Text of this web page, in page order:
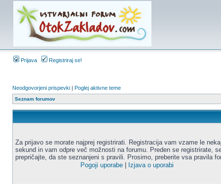
Prijava Registriraj se!
Neodgovorjeni prispevki | Poglej aktivne teme
Seznam forumov
Za prijavo se morate najprej registrirati. Registracija vam vzame le
sekund in vam odpre več možnosti na forumu. Preden se registrirate,
prepričajte, da ste seznanjeni s pravili. Prosimo, preberite vsa pravila
Pogoji uporabe
Izjava o uporabi